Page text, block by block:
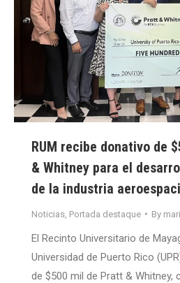
RUM recibe donativo de
& Whitney para el
de la industria
Noticias Portada destaque By
El Recinto Universitario de
Universidad de Puerto Rico
de $500 mil de Pratt & Whitney,